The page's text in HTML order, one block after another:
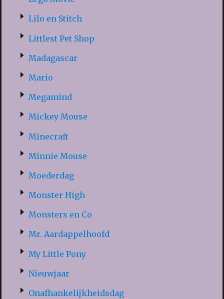
Lilo en Stitch
Littlest Pet Shop
Madagascar
Mario
Megamind
Mickey Mouse
Minecraft
Minnie Mouse
Moederdag
Monster High
Monsters en Co
Mr. Aardappelhoofd
My Little Pony
Nieuwjaar
Onafhankelijkheidsdag